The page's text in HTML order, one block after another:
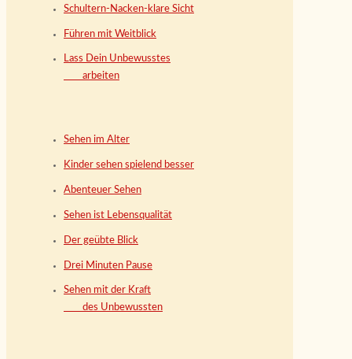
Schultern-Nacken-klare Sicht
Führen mit Weitblick
Lass Dein Unbewusstes
arbeiten
Sehen im Alter
Kinder sehen spielend besser
Abenteuer Sehen
Sehen ist Lebensqualität
Der geübte Blick
Drei Minuten Pause
Sehen mit der Kraft
des Unbewussten